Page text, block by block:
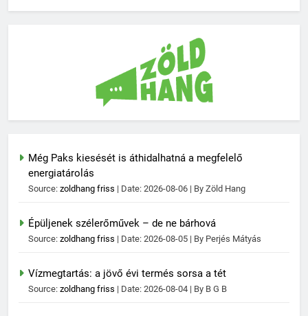
Még Paks kiesését is áthidalhatná a megfelelő
energiatárolás
Source: zoldhang friss Date: 2026-08-06 By Zöld Hang
Épüljenek szélerőművek – de ne bárhová
Source: zoldhang friss Date: 2026-08-05 By Perjés Mátyás
Vízmegtartás: a jövő évi termés sorsa a tét
Source: zoldhang friss Date: 2026-08-04 By B G B